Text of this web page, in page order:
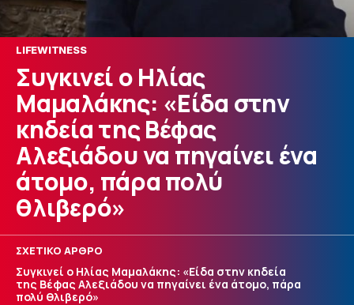
LIFEWITNESS
Συγκινεί ο Ηλίας
Μαμαλάκης: «Είδα στην
κηδεία της Βέφας
Αλεξιάδου να πηγαίνει ένα
άτομο, πάρα πολύ
θλιβερό»
ΣΧΕΤΙΚΟ ΑΡΘΡΟ
Συγκινεί ο Ηλίας Μαμαλάκης: «Είδα στην κηδεία
της Βέφας Αλεξιάδου να πηγαίνει ένα άτομο, πάρα
πολύ θλιβερό»